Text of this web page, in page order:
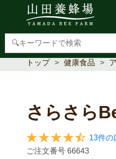
【重要】本人認証サー
トップ 健康食品
さらさら
13件
ご注文番号 66643